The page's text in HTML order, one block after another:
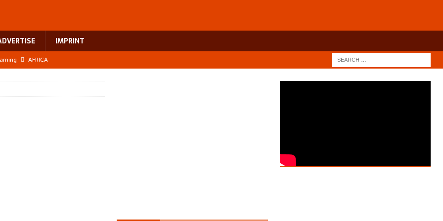
IMPRINT
AFRICA
a test case for Africa’s maternal health investment
billion infrastructure bet